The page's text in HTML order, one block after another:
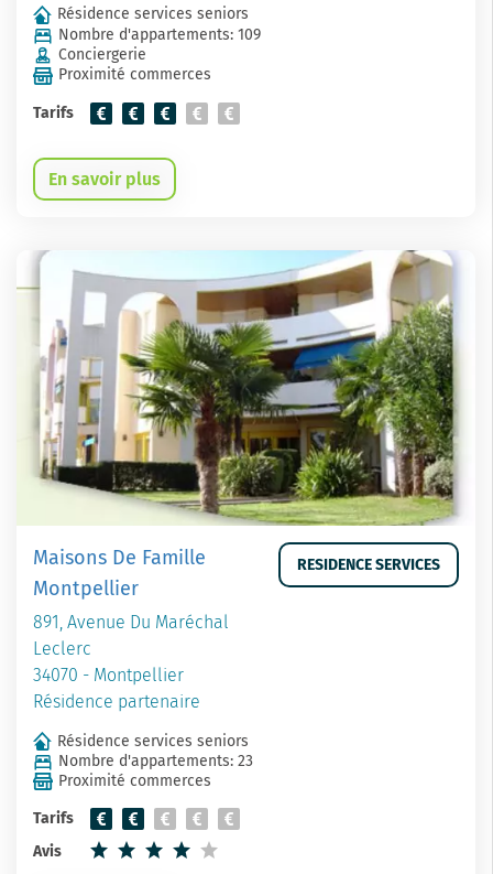
Résidence services seniors
Nombre d'appartements: 109
Conciergerie
Proximité commerces
Tarifs
En savoir plus
Maisons De Famille
Montpellier
891, Avenue Du Maréchal
Leclerc
34070 - Montpellier
Résidence partenaire
RESIDENCE SERVICES
Résidence services seniors
Nombre d'appartements: 23
Proximité commerces
Tarifs
Avis